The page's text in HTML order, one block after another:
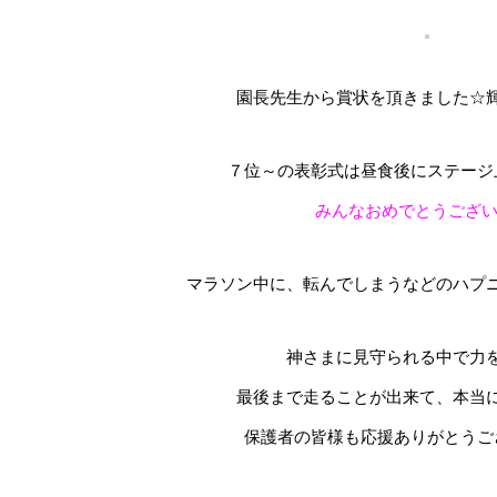
園長先生から賞状を頂きました☆
７位～の表彰式は昼食後にステー
みんなおめでとうござ
マラソン中に、転んでしまうなどのハプ
神さまに見守られる中で力
最後まで走ることが出来て、本当
保護者の皆様も応援ありがとう